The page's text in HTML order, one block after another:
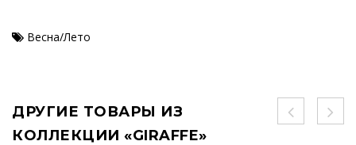
Весна/Лето
ДРУГИЕ ТОВАРЫ ИЗ
КОЛЛЕКЦИИ «GIRAFFE»